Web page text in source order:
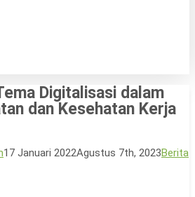
Digitalisasi dalam
dan Kesehatan Kerja
17 Januari 2022Agustus 7th, 2023Berita